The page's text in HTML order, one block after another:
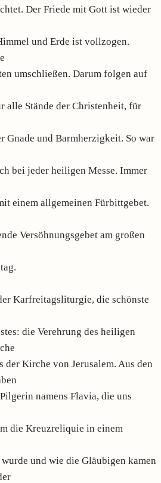
Der Friede mit Gott ist wieder
und Erde ist vollzogen.
umschließen. Darum folgen auf
alle Stände der Christenheit, für
Gnade und Barmherzigkeit. So war
bei jeder heiligen Messe. Immer
einem allgemeinen Fürbittgebet.
Versöhnungsgebet am großen
Karfreitagsliturgie, die schönste
die Verehrung des heiligen
der Kirche von Jerusalem. Aus den
namens Flavia, die uns
die Kreuzreliquie in einem
und wie die Gläubigen kamen